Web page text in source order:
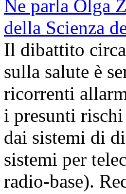
Il dibattito
sulla salute è
ricorrenti
i presunti
dai sistemi di
sistemi per
radio-base).